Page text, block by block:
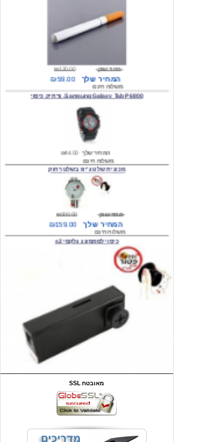
₪120.00
משלוח חינם
Samsung Galaxy Tab P6800, נרתיק כיסוי
המחיר שלך
משלוח חינם
מכונית שלט ג'יפ בשלט רחוק
₪300.00
₪159.00
משלוח חינם
כיסוי לסמסונג גלקסי s2
שעון יד לילדים קוף \תכלת
₪44.00 המחיר שלך
₪49.00 המחיר כולל משלוח :
SSL מאובטח